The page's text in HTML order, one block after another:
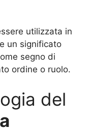
utilizzata in
un significato
segno di
ordine o ruolo.
del